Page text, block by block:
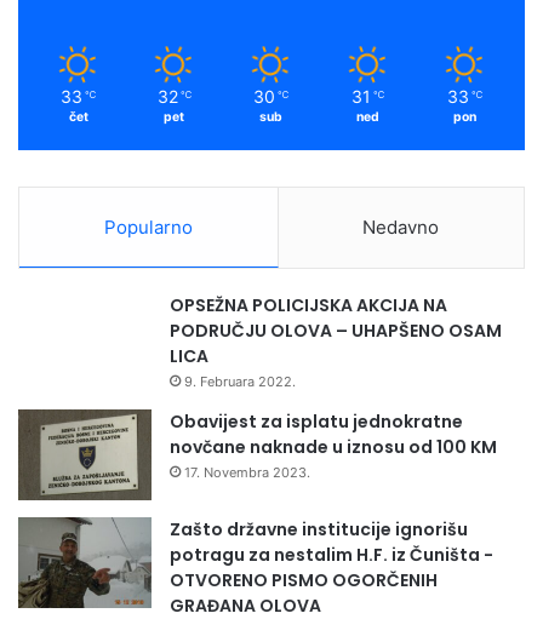
33 ℃
čet
32 ℃
pet
30 ℃
sub
31 ℃
ned
33 ℃
pon
Popularno Nedavno
OPSEŽNA POLICIJSKA AKCIJA NA
PODRUČJU OLOVA – UHAPŠENO OSAM
LICA
9. Februara 2022.
Obavijest za isplatu jednokratne
novčane naknade u iznosu od 100 KM
17. Novembra 2023.
Zašto državne institucije ignorišu
potragu za nestalim H.F. iz Čuništa -
OTVORENO PISMO OGORČENIH
GRAĐANA OLOVA